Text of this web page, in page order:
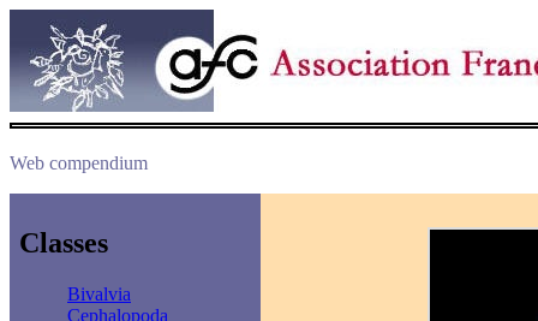
Web compendium
Classes
Bivalvia
Cephalopoda